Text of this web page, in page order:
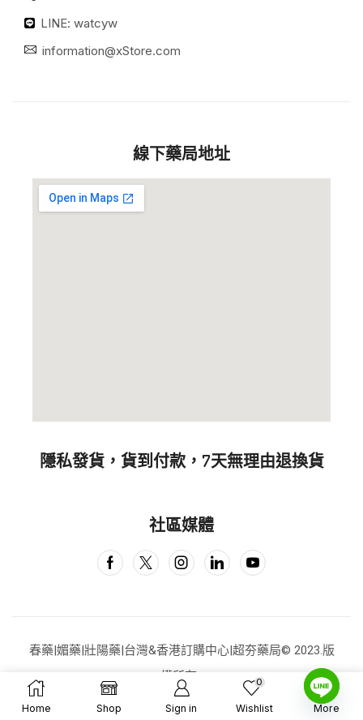
LINE: watcyw
information@xStore.com
線下藥局地址
隱私發貨，貨到付款，7天無理由退換貨
社區媒體
春藥|媚藥|壯陽藥|台灣&香港訂購中心|超夯藥局© 2023.版
權所有
Home Shop Sign in
0
Wishlist More